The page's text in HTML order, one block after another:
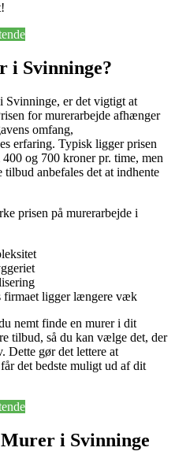
i Svinninge?
Svinninge, er det vigtigt at
for murerarbejde afhænger
omfang,
erfaring. Typisk ligger prisen
og 700 kroner pr. time, men
tilbud anbefales det at indhente
prisen på murerarbejde i
firmaet ligger længere væk
nemt finde en murer i dit
tilbud, så du kan vælge det, der
Dette gør det lettere at
det bedste muligt ud af dit
i Svinninge